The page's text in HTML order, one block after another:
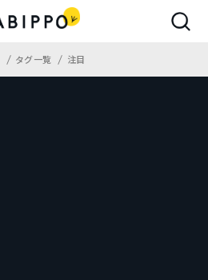
タグ一覧 注目